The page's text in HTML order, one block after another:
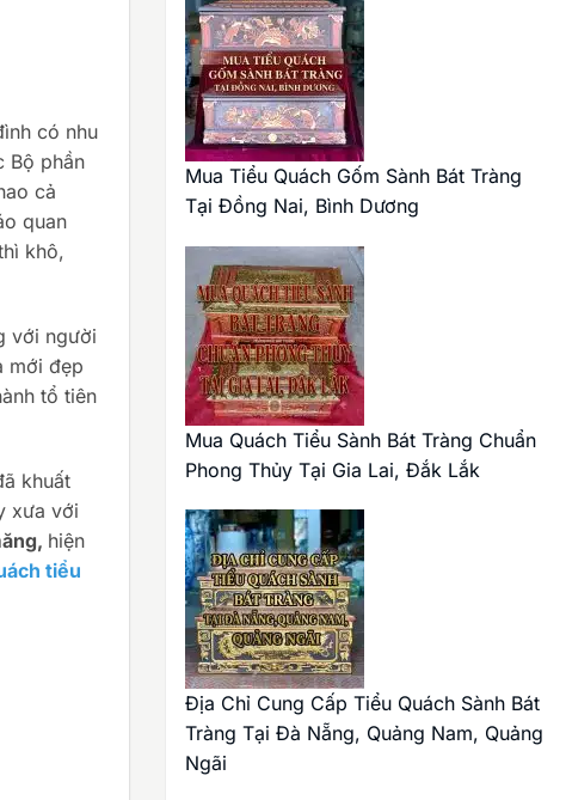
có nhu
Bộ phần
cả
quan
khô,
với người
mới đẹp
tổ tiên
khuất
xưa với
hiện
tiểu
Mua Tiểu Quách Gốm Sành Bát Tràng
Tại Đồng Nai, Bình Dương
Mua Quách Tiểu Sành Bát Tràng Chuẩn
Phong Thủy Tại Gia Lai, Đắk Lắk
Địa Chỉ Cung Cấp Tiểu Quách Sành Bát
Tràng Tại Đà Nẵng, Quảng Nam, Quảng
Ngãi